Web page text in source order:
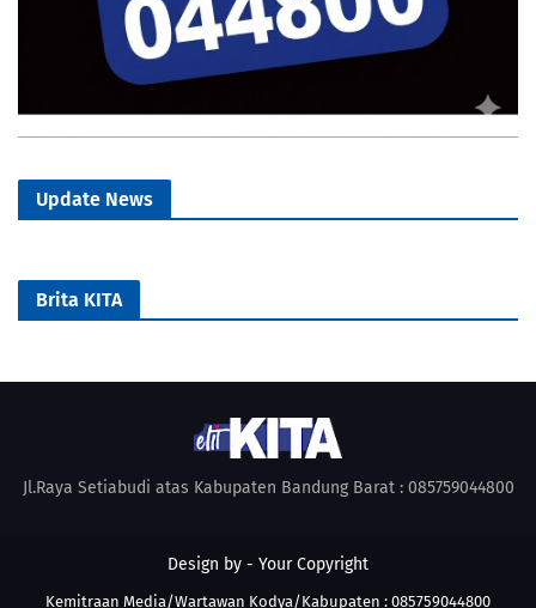
Update News
Brita KITA
Jl.Raya Setiabudi atas Kabupaten Bandung Barat : 085759044800
Design by - Your Copyright
Kemitraan Media/Wartawan Kodya/Kabupaten : 085759044800